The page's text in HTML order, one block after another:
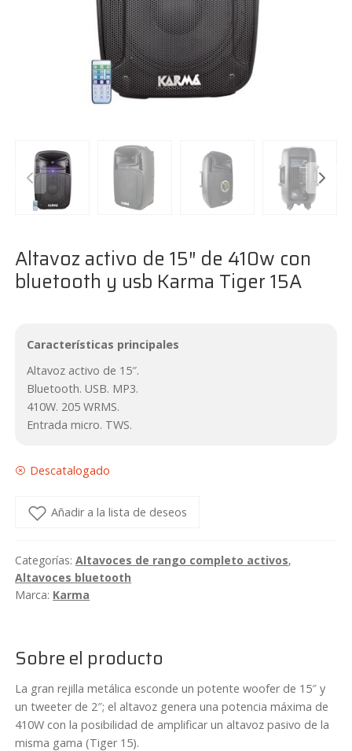
Altavoz activo de 15″ de 410w con
bluetooth y usb Karma Tiger 15A
Características principales
Altavoz activo de 15″.
Bluetooth. USB. MP3.
410W. 205 WRMS.
Entrada micro. TWS.
Descatalogado
Añadir a la lista de deseos
Categorías:Altavoces de rango completo activos,
Altavoces bluetooth
Marca: Karma
Sobre el producto
La gran rejilla metálica esconde un potente woofer de 15″ y
un tweeter de 2″; el altavoz genera una potencia máxima de
410W con la posibilidad de amplificar un altavoz pasivo de la
misma gama (Tiger 15).